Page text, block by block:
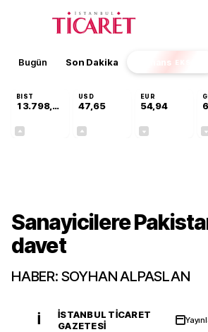
Bugün Son Dakika Finans EKSTRA
BIST
13.798,82
USD
47,65
EUR
54,94
Sanayicilere
davet
HABER: SOYHAN ALPASLAN
İ
İSTANBUL TICARET
GAZETESI